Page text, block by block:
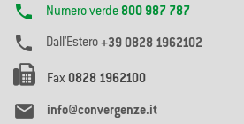
 Numero verde 800 987 787
 Dall'Estero +39 0828 1962102
Fax 0828 1962100
 info@convergenze.it